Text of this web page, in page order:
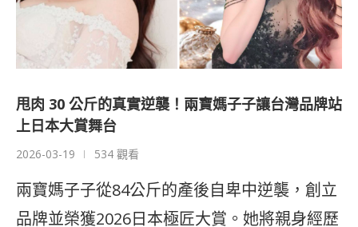
甩肉 30 公斤的真實逆襲！兩寶媽子子讓台灣品牌站
上日本大賞舞台
2026-03-19 534 觀看
兩寶媽子子從84公斤的產後自卑中逆襲，創立
品牌並榮獲2026日本極匠大賞。她將親身經歷